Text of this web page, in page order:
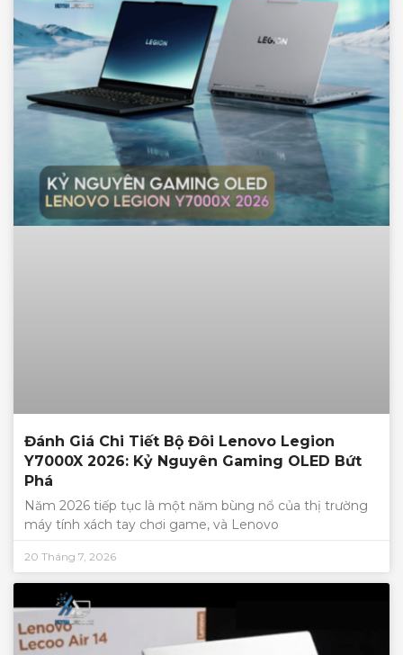
Đánh Giá Chi Tiết Bộ Đôi Lenovo Legion
Y7000X 2026: Kỷ Nguyên Gaming OLED Bứt
Phá
Năm 2026 tiếp tục là một năm bùng nổ của thị trường
máy tính xách tay chơi game, và Lenovo
20 Tháng 7, 2026